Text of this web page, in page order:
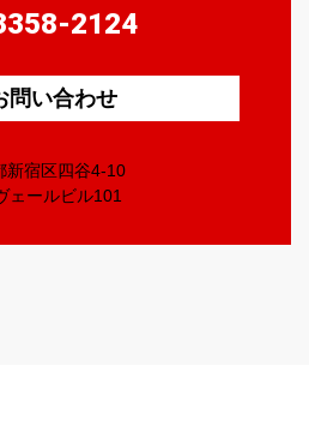
2124
問い合わせ
新宿区四谷4-10
ェールビル101